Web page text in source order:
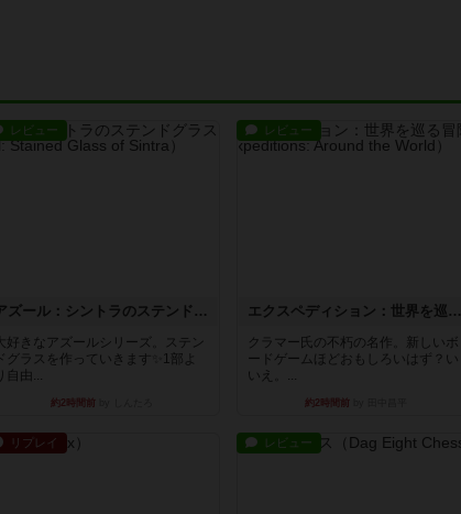
レビュー
アズール：シントラのステンドグラス
好きなアズールシリーズ。ステン
ドグラスを作っていきます✨1部よ
自由...
約2時間前
レビュー
エクスペディション：世界を巡る冒険
クラマー氏の不朽の名作。新しいボ
ードゲームほどおもしろいはず？い
いえ。...
約2時間前
リプレイ レビュー